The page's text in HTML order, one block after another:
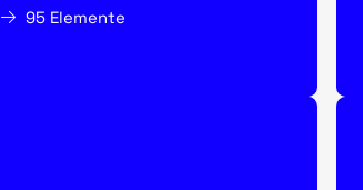
95 Elemente